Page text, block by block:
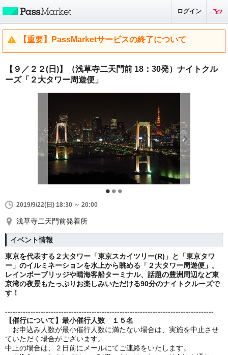
ログイン
【重要】PassMarketサービスの終了について
【９／２２(日)】（浅草寺二天門前 18：30発）ナイトクル
ーズ「２大タワー周遊便」
2019/9/22(日) 18:30 ～ 20:00
浅草寺二天門前発着所
イベント情報
東京を代表する２大タワー「東京スカイツリー(R)」と「東京タワ
ー」のイルミネーションを水上から眺める「２大タワー周遊便」。
レインボーブリッジや晴海客船ターミナル、話題の豊洲周辺など東
京湾の夜景もたっぷりお楽しみいただける90分のナイトクルーズで
す！
----------------------------------------------------------------------------------
【催行について】最小催行人数 １５名
お申込み人数が最小催行人数に満たない場合は、実施を中止させ
ていただく場合がございます。
中止の場合は、２日前にメールにてご連絡をいたします。